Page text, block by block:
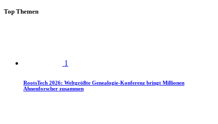
Top Themen
1
RootsTech 2026: Weltgrößte Genealogie-Konferenz bringt Millionen
Ahnenforscher zusammen